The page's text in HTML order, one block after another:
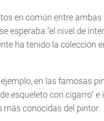
en común entre ambas
esperaba "el nivel de
ha tenido la colección
en las famosas
esqueleto con cigarro"
más conocidas del pintor.